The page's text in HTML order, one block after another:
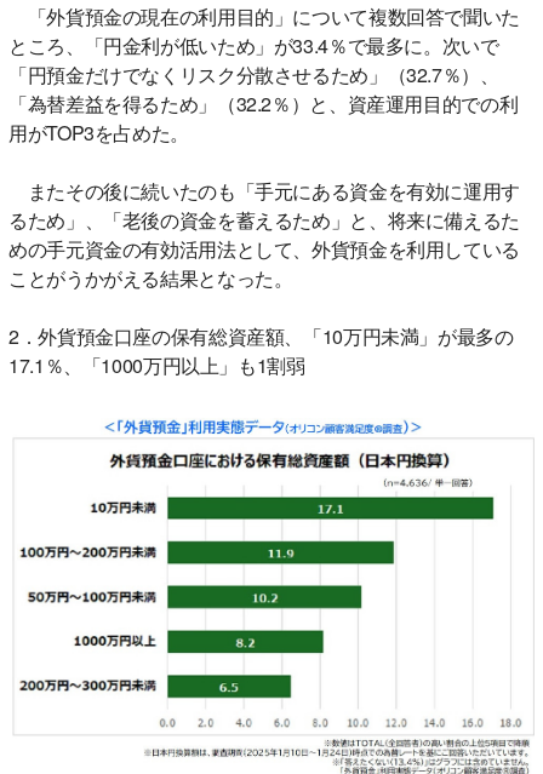
「外貨預金の現在の利用目的」について複数回答で聞いた
ところ、「円金利が低いため」が33.4％で最多に。次いで
「円預金だけでなくリスク分散させるため」（32.7％）、
「為替差益を得るため」（32.2％）と、資産運用目的での利
用がTOP3を占めた。
またその後に続いたのも「手元にある資金を有効に運用す
るため」、「老後の資金を蓄えるため」と、将来に備えるた
めの手元資金の有効活用法として、外貨預金を利用している
ことがうかがえる結果となった。
2．外貨預金口座の保有総資産額、「10万円未満」が最多の
17.1％、「1000万円以上」も1割弱